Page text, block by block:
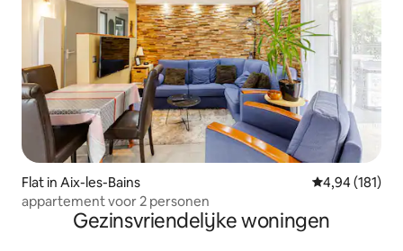
Flat in Aix-les-Bains Gemiddelde
4,94 (181)
appartement voor 2 personen
Gezinsvriendelijke woningen